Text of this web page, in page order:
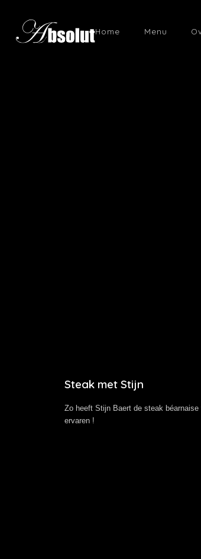
Home Menu
Steak met Stijn
Zo heeft Stijn Baert de steak béarnaise
ervaren !